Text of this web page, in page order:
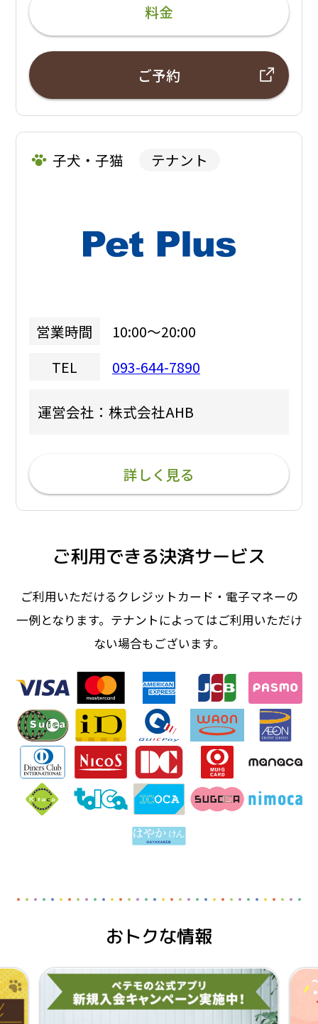
料金
ご予約
子犬・子猫 テナント
営業時間
10:00～20:00
TEL
093-644-7890
運営会社：株式会社AHB
詳しく見る
ご利用できる決済サービス
ご利用いただけるクレジットカード・電子マネーの
一例となります。テナントによってはご利用いただけ
ない場合もございます。
おトクな情報